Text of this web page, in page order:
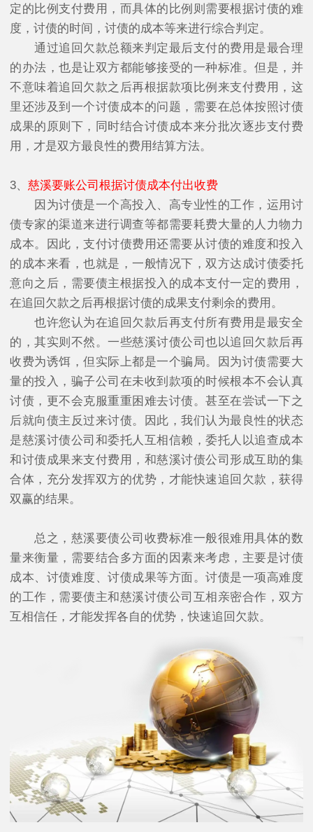
定的比例支付费用，而具体的比例则需要根据讨债的难
度，讨债的时间，讨债的成本等来进行综合判定。
通过追回欠款总额来判定最后支付的费用是最合理
的办法，也是让双方都能够接受的一种标准。但是，并
不意味着追回欠款之后再根据款项比例来支付费用，这
里还涉及到一个讨债成本的问题，需要在总体按照讨债
成果的原则下，同时结合讨债成本来分批次逐步支付费
用，才是双方最良性的费用结算方法。
3、 慈溪要账公司根据讨债成本付出收费
因为讨债是一个高投入、高专业性的工作，运用讨
债专家的渠道来进行调查等都需要耗费大量的人力物力
成本。因此，支付讨债费用还需要从讨债的难度和投入
的成本来看，也就是，一般情况下，双方达成讨债委托
意向之后，需要债主根据投入的成本支付一定的费用，
在追回欠款之后再根据讨债的成果支付剩余的费用。
也许您认为在追回欠款后再支付所有费用是最安全
的，其实则不然。一些慈溪讨债公司也以追回欠款后再
收费为诱饵，但实际上都是一个骗局。因为讨债需要大
量的投入，骗子公司在未收到款项的时候根本不会认真
讨债，更不会克服重重困难去讨债。甚至在尝试一下之
后就向债主反过来讨债。因此，我们认为最良性的状态
是慈溪讨债公司和委托人互相信赖，委托人以追查成本
和讨债成果来支付费用，和慈溪讨债公司形成互助的集
合体，充分发挥双方的优势，才能快速追回欠款，获得
双赢的结果。
总之，慈溪要债公司收费标准一般很难用具体的数
量来衡量，需要结合多方面的因素来考虑，主要是讨债
成本、讨债难度、讨债成果等方面。讨债是一项高难度
的工作，需要债主和慈溪讨债公司互相亲密合作，双方
互相信任，才能发挥各自的优势，快速追回欠款。